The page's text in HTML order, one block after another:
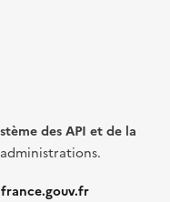
des API et de la